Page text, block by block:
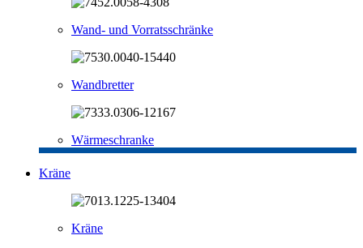
Wand- und Vorratsschränke
Wandbretter
Wärmeschranke
Kräne
Kräne